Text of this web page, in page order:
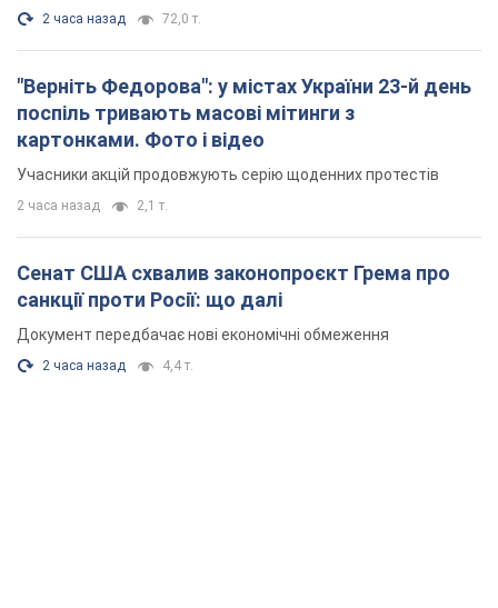
2 часа назад 72,0 т.
"Верніть Федорова": у містах України 23-й день
поспіль тривають масові мітинги з
картонками. Фото і відео
Учасники акцій продовжують серію щоденних протестів
2 часа назад 2,1 т.
Сенат США схвалив законопроєкт Грема про
санкції проти Росії: що далі
Документ передбачає нові економічні обмеження
2 часа назад 4,4 т.